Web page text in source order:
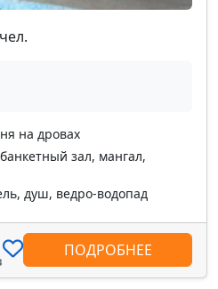
чел.
на дровах
зал, мангал,
душ, ведро-водопад
ПОДРОБНЕЕ